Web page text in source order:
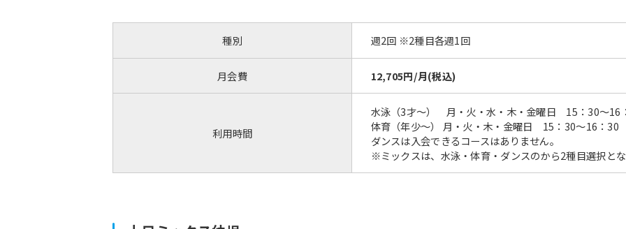
種別 週2回 ※2種目各週1回
月会費 12,705円/月(税込)
利用時間
水泳（3才～） 月・火・水・木・金曜日 15：30～16
体育（年少～） 月・火・木・金曜日 15：30～16：30
ダンスは入会できるコースはありません。
※ミックスは、水泳・体育・ダンスのから2種目選択とな